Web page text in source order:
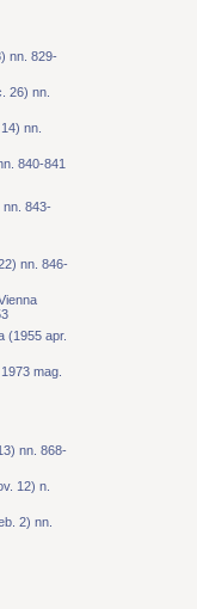
nn. 829-
26) nn.
nn.
840-841
nn. 843-
nn. 846-
(1955 apr.
mag.
nn. 868-
12) n.
2) nn.